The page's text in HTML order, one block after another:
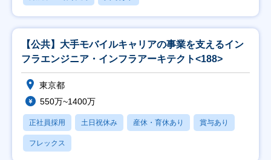
【公共】大手モバイルキャリアの事業を支えるイン
フラエンジニア・インフラアーキテクト<188>
東京都
550万~1400万
正社員採用 土日祝休み 産休・育休あり 賞与あり
フレックス